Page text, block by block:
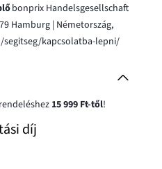
bonprix Handelsgesellschaft
Hamburg | Németország,
kapcsolatba-lepni/
15 999 Ft-től!
díj